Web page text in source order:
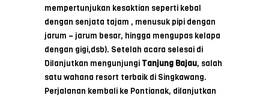
mempertunjukan kesaktian seperti kebal
dengan senjata tajam , menusuk pipi dengan
jarum – jarum besar, hingga mengupas kelapa
dengan gigi,dsb). Setelah acara selesai di
Dilanjutkan mengunjungi Tanjung Bajau, salah
satu wahana resort terbaik di Singkawang.
Perjalanan kembali ke Pontianak, dilanjutkan